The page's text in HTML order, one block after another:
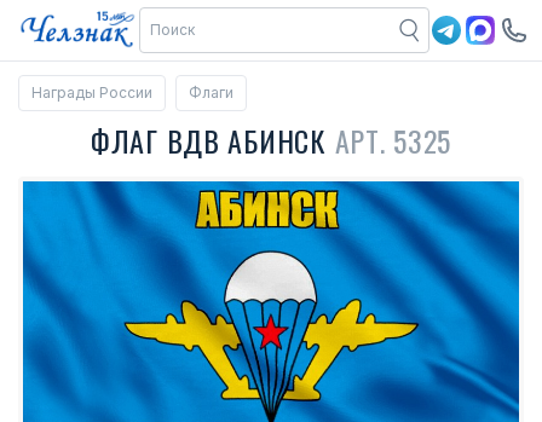
Награды России Флаги
ФЛАГ ВДВ АБИНСК АРТ. 5325